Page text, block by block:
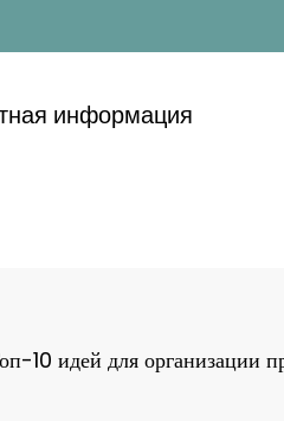
информация
10 идей для организации